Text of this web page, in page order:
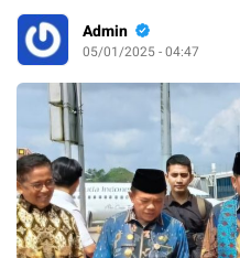
Admin
05/01/2025 - 04:47